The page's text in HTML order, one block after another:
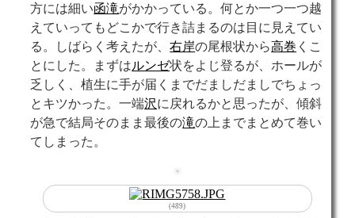
方には細い函滝がかかっている。何とか一つ一つ越
えていってもどこかで行き詰まるのは目に見えてい
る。しばらく考えたが、右岸の尾根状から高巻 くこ
とにした。まずはルンゼ状をよじ登るが、ホールが
乏しく、植生に手が届くまでだましだましでちょっ
とキツかった。一端沢に戻れるかと思ったが、傾斜
が急で結局そのまま最後の滝の上までまとめて巻い
てしまった。
(489)